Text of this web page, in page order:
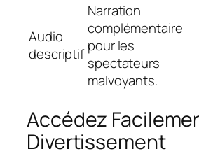
Audio
descriptif
Narration
complémentaire
pour les
spectateurs
malvoyants.
Accédez
Divertissement